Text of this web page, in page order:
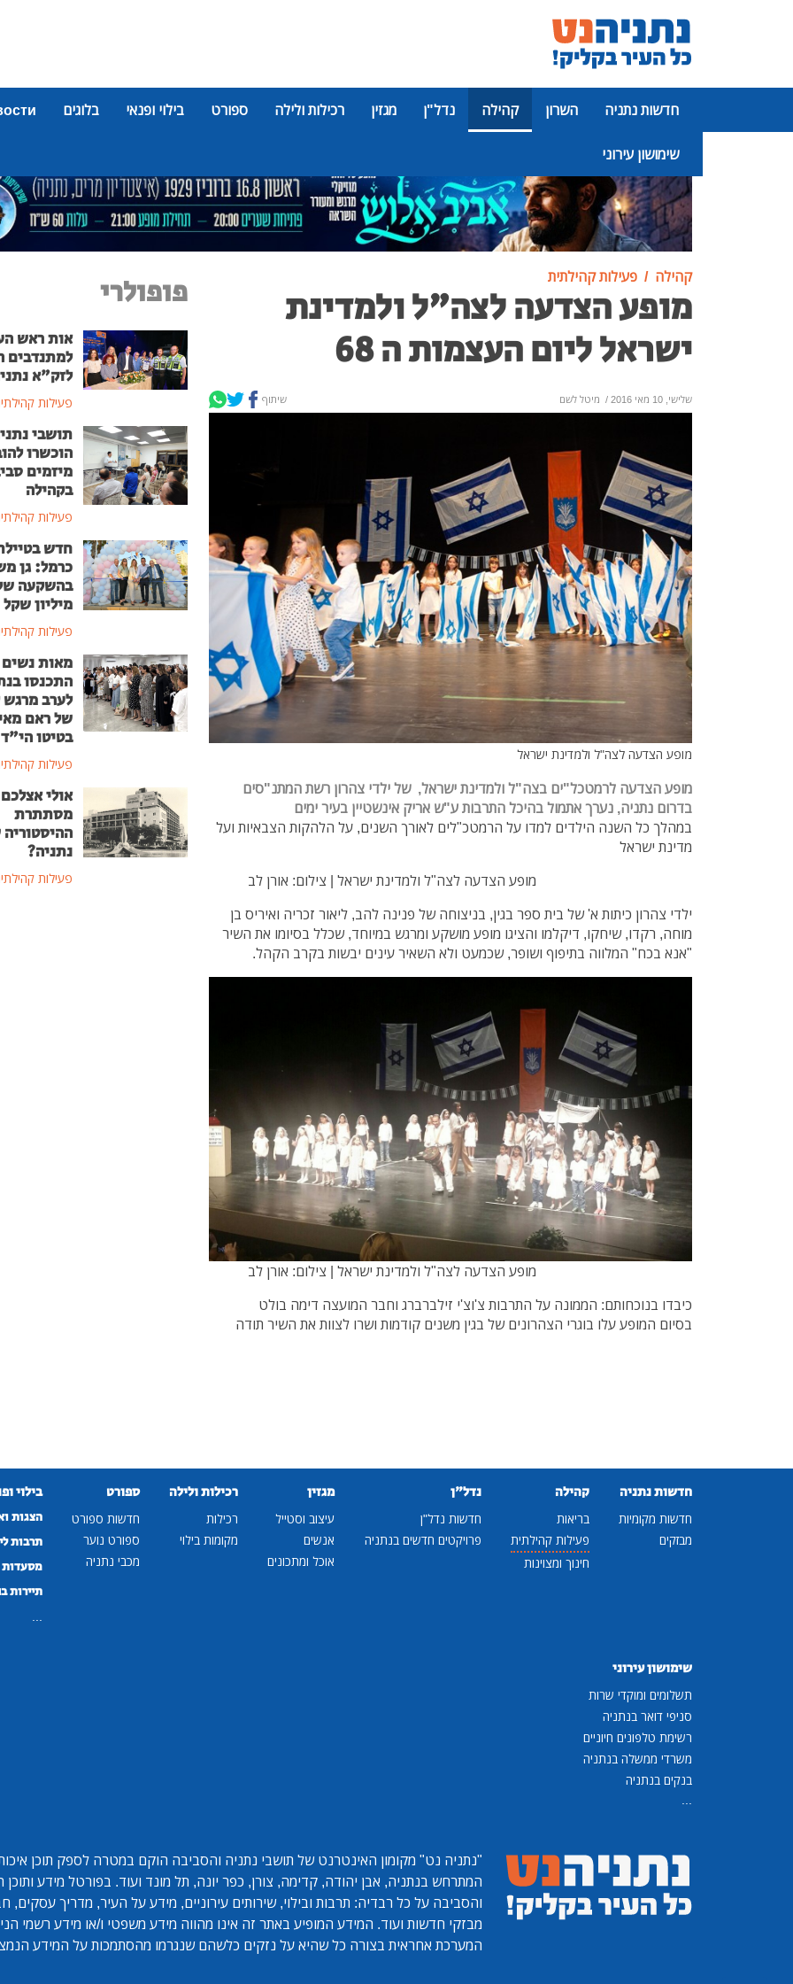
חדשות נתניה השרון קהילה נדל"ן מגזין רכילות ולילה ספורט בילוי ופנאי בלוגים
שימושון עירוני
פרסומת
קהילה פעילות קהילתית
מופע הצדעה לצה"ל ולמדינת
ישראל ליום העצמות ה 68
שלישי, 10 מאי 2016 / מיטל לשם שיתוף
מופע הצדעה לצה"ל ולמדינת ישראל
מופע הצדעה לרמטכל"ים בצה"ל ולמדינת ישראל, של ילדי צהרון רשת המתנ"סים
בדרום נתניה, נערך אתמול בהיכל התרבות ע"ש אריק אינשטיין בעיר ימים
במהלך כל השנה הילדים למדו על הרמטכ"לים לאורך השנים, על הלהקות הצבאיות ועל
מדינת ישראל
מופע הצדעה לצה"ל ולמדינת ישראל | צילום: אורן לב
ילדי צהרון כיתות א' של בית ספר בגין, בניצוחה של פנינה להב, ליאור זכריה ואיריס בן
מוחה, רקדו, שיחקו, דיקלמו והציגו מופע מושקע ומרגש במיוחד, שכלל בסיומו את השיר
"אנא בכח" המלווה בתיפוף ושופר, שכמעט ולא השאיר עינים יבשות בקרב הקהל.
מופע הצדעה לצה"ל ולמדינת ישראל | צילום: אורן לב
כיבדו בנוכחותם: הממונה על התרבות צ'וצ'י זילברברג וחבר המועצה דימה בולט
בסיום המופע עלו בוגרי הצהרונים של בגין משנים קודמות ושרו לצוות את השיר תודה
פופולרי
אות ראש
למתנדבים
לזק"א
פעילות
תושבי
הוכשרו
מיזמים
בקהילה
פעילות
חדש
כרמל: גן
מיליון שקל
פעילות
מאות נשים
התכנסו
לערב מרגש
של ראם
בטיטו הי"ד
פעילות
אולי
מסתתרת
נתניה?
פעילות
חדשות נתניה
חדשות מקומיות
מבזקים
קהילה
בריאות
פעילות קהילתית
חינוך ומצוינות
נדל"ן
חדשות נדל"ן
פרויקטים חדשים בנתניה
מגזין
עיצוב וסטייל
אנשים
אוכל ומתכונים
רכילות ולילה
רכילות
מקומות בילוי
ספורט
חדשות ספורט
ספורט נוער
מכבי נתניה
בילוי
הצגות
תרבות
מסעדות
תיירות
...
שימושון עירוני
תשלומים ומוקדי שרות
סניפי דואר בנתניה
רשימת טלפונים חיוניים
משרדי ממשלה בנתניה
בנקים בנתניה
...
"נתניה נט" מקומון האינטרנט של תושבי נתניה והסביבה הוקם במטרה לספק תוכן
המתרחש בנתניה, אבן יהודה, קדימה, צורן, כפר יונה, תל מונד ועוד. בפורטל מידע
והסביבה על כל רבדיה: תרבות ובילוי, שירותים עירוניים, מידע על העיר, מדריך עסקים,
מבזקי חדשות ועוד. המידע המופיע באתר זה אינו מהווה מידע משפטי ו/או מידע רשמי
המערכת אחראית בצורה כל שהיא על נזקים כלשהם שנגרמו מהסתמכות על המידע